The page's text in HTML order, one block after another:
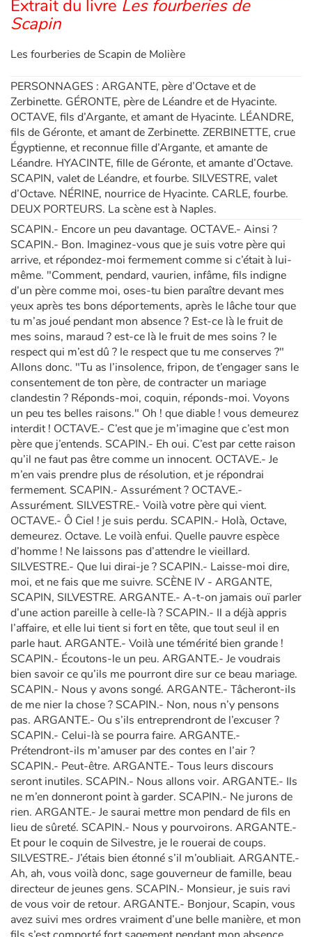
Apprendre les langues
Nos listes de lecture
Les plus lus
Coups de coeur
Extrait du livre Les fourberies de
Scapin
Les fourberies de Scapin de Molière
PERSONNAGES : ARGANTE, père d’Octave et de
Zerbinette. GÉRONTE, père de Léandre et de Hyacinte.
OCTAVE, fils d’Argante, et amant de Hyacinte. LÉANDRE,
fils de Géronte, et amant de Zerbinette. ZERBINETTE, crue
Égyptienne, et reconnue fille d’Argante, et amante de
Léandre. HYACINTE, fille de Géronte, et amante d’Octave.
SCAPIN, valet de Léandre, et fourbe. SILVESTRE, valet
d’Octave. NÉRINE, nourrice de Hyacinte. CARLE, fourbe.
DEUX PORTEURS. La scène est à Naples.
SCAPIN.- Encore un peu davantage. OCTAVE.- Ainsi ?
SCAPIN.- Bon. Imaginez-vous que je suis votre père qui
arrive, et répondez-moi fermement comme si c’était à lui-
même. "Comment, pendard, vaurien, infâme, fils indigne
d’un père comme moi, oses-tu bien paraître devant mes
yeux après tes bons déportements, après le lâche tour que
tu m’as joué pendant mon absence ? Est-ce là le fruit de
mes soins, maraud ? est-ce là le fruit de mes soins ? le
respect qui m’est dû ? le respect que tu me conserves ?"
Allons donc. "Tu as l’insolence, fripon, de t’engager sans le
consentement de ton père, de contracter un mariage
clandestin ? Réponds-moi, coquin, réponds-moi. Voyons
un peu tes belles raisons." Oh ! que diable ! vous demeurez
interdit ! OCTAVE.- C’est que je m’imagine que c’est mon
père que j’entends. SCAPIN.- Eh oui. C’est par cette raison
qu’il ne faut pas être comme un innocent. OCTAVE.- Je
m’en vais prendre plus de résolution, et je répondrai
fermement. SCAPIN.- Assurément ? OCTAVE.-
Assurément. SILVESTRE.- Voilà votre père qui vient.
OCTAVE.- Ô Ciel ! je suis perdu. SCAPIN.- Holà, Octave,
demeurez. Octave. Le voilà enfui. Quelle pauvre espèce
d’homme ! Ne laissons pas d’attendre le vieillard.
SILVESTRE.- Que lui dirai-je ? SCAPIN.- Laisse-moi dire,
moi, et ne fais que me suivre. SCÈNE IV - ARGANTE,
SCAPIN, SILVESTRE. ARGANTE.- A-t-on jamais ouï parler
d’une action pareille à celle-là ? SCAPIN.- Il a déjà appris
l’affaire, et elle lui tient si fort en tête, que tout seul il en
parle haut. ARGANTE.- Voilà une témérité bien grande !
SCAPIN.- Écoutons-le un peu. ARGANTE.- Je voudrais
bien savoir ce qu’ils me pourront dire sur ce beau mariage.
SCAPIN.- Nous y avons songé. ARGANTE.- Tâcheront-ils
de me nier la chose ? SCAPIN.- Non, nous n’y pensons
pas. ARGANTE.- Ou s’ils entreprendront de l’excuser ?
SCAPIN.- Celui-là se pourra faire. ARGANTE.-
Prétendront-ils m’amuser par des contes en l’air ?
SCAPIN.- Peut-être. ARGANTE.- Tous leurs discours
seront inutiles. SCAPIN.- Nous allons voir. ARGANTE.- Ils
ne m’en donneront point à garder. SCAPIN.- Ne jurons de
rien. ARGANTE.- Je saurai mettre mon pendard de fils en
lieu de sûreté. SCAPIN.- Nous y pourvoirons. ARGANTE.-
Et pour le coquin de Silvestre, je le rouerai de coups.
SILVESTRE.- J’étais bien étonné s’il m’oubliait. ARGANTE.-
Ah, ah, vous voilà donc, sage gouverneur de famille, beau
directeur de jeunes gens. SCAPIN.- Monsieur, je suis ravi
de vous voir de retour. ARGANTE.- Bonjour, Scapin, vous
avez suivi mes ordres vraiment d’une belle manière, et mon